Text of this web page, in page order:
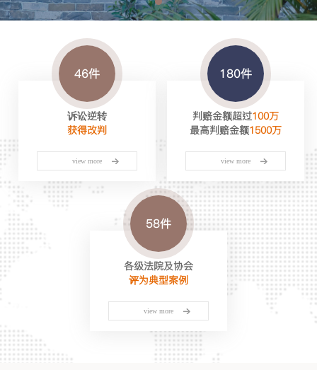
46件
诉讼逆转
获得改判
view more
180件
判赔金额超过100万
最高判赔金额1500万
view more
58件
各级法院及协会
评为典型案例
view more